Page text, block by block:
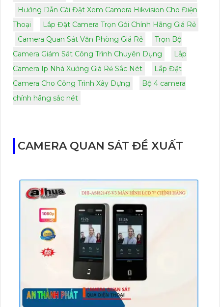
Hướng Dẫn Cài Đặt Xem Camera Hikvision Cho Điện
Thoại
Lắp Đặt Camera Trọn Gói Chính Hãng Giá Rẻ
Camera Quan Sát Văn Phòng Giá Rẻ
Trọn Bộ
Camera Giám Sát Công Trình Chuyên Dụng
Lắp
Camera Ip Nhà Xưởng Giá Rẻ Sắc Nét
Lắp Đặt
Camera Cho Công Trình Xây Dựng
Bộ 4 camera
chính hãng sắc nét
CAMERA QUAN SÁT ĐỀ XUẤT